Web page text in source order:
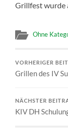
Grillfest wurde
Ohne
VORHERIGER
Grillen des IV
NÄCHSTER
KIV DH